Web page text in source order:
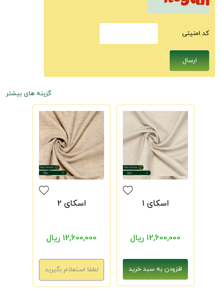
كد امنيتى
گزینه های بیشتر
اسکای 1
12,600,000 ریال
اسکای 2
12,600,000 ریال